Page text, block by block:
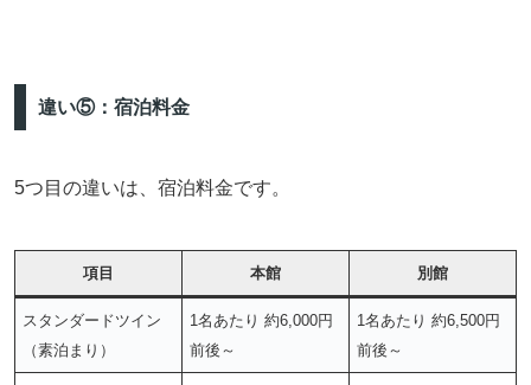
違い⑤：宿泊料金
5つ目の違いは、宿泊料金です。
項目 本館 別館
スタンダードツイン
（素泊まり）
1名あたり 約6,000円
前後～
1名あたり 約6,500円
前後～